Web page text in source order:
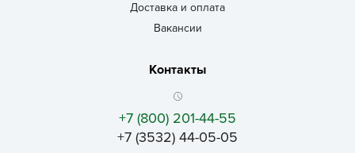
Доставка и оплата
Вакансии
Контакты
+7 (800) 201-44-55
+7 (3532) 44-05-05